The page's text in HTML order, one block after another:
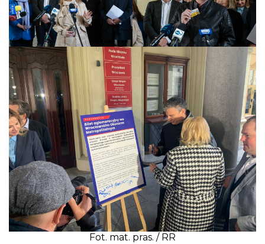
Fot. mat. pras. / RR